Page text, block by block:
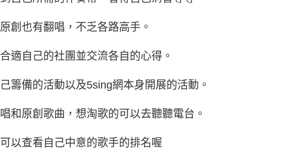
創也有翻唱，不乏各路高手。
適自己的社團並交流各自的心得。
籌備的活動以及5sing網本身開展的活動。
和原創歌曲，想淘歌的可以去聽聽電台。
以查看自己中意的歌手的排名喔